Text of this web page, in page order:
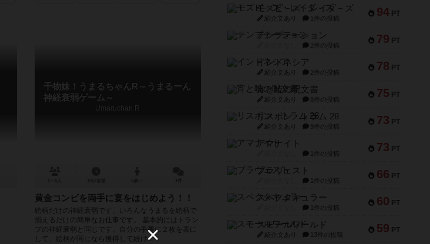
干物妹！うまるちゃんR～うまるーん
神経衰弱ゲーム～
Umaruchan R
黄金コンビを両手に宴をはじめよう！！
絵柄だけの神経衰弱です。いろんなうまるを絵柄で
揃えるだけの簡単なお仕事です。 基本的にはトラン
プの神経衰弱と同じです。自分の手番に２枚を表に
して、絵柄が同じなら獲得して続け...
94 PT
モズビ－ズ・レイダ－ズ
紹介文あり 1件の投稿
79 PT
テンプテーション
2件の投稿
78 PT
インドネシア
紹介文あり 2件の投稿
75 PT
宵と暁の呪文書
紹介文あり 8件の投稿
73 PT
リスボン・トラム 28
紹介文あり 9件の投稿
73 PT
アマナイト
1件の投稿
66 PT
ブラヴェスト
1件の投稿
60 PT
スペクタキュラー
1件の投稿
59 PT
スモールワールド
紹介文あり 13件の投稿